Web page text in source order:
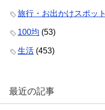
旅行・お出かけスポット
100均 (53)
生活 (453)
最近の記事